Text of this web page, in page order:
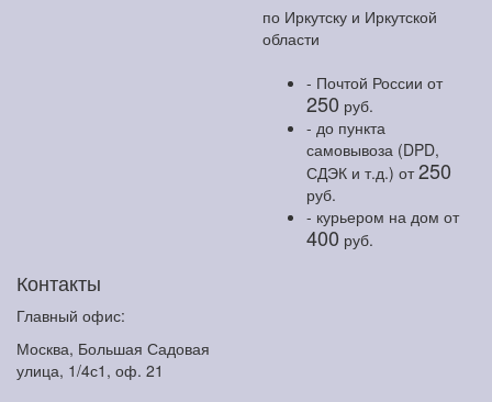
по Иркутску и Иркутской
области
- Почтой России от
250 руб.
- до пункта
самовывоза (DPD,
СДЭК и т.д.) от250
руб.
- курьером на дом от
400 руб.
Контакты
Главный офис:
Москва, Большая Садовая
улица, 1/4с1, оф. 21